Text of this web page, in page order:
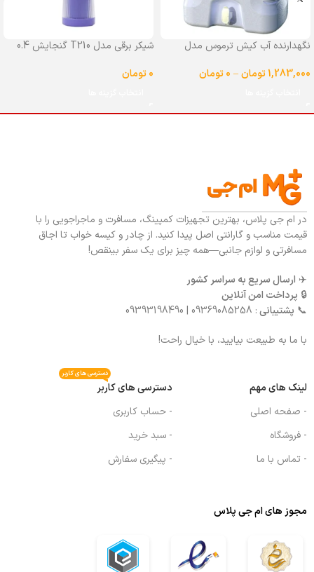
نگهدارنده آب کیش ترموس مدل
1,283,000تومان–
0تومان
شیکر برقی مدل T210 گنجایش 0.4
0تومان
در ام جی پلاس، بهترین تجهیزات کمپینگ، مسافرت و ماجراجویی را با
قیمت مناسب و گارانتی اصل پیدا کنید. از چادر و کیسه خواب تا اجاق
مسافرتی و لوازم جانبی—همه چیز برای یک سفر بینقص!
✈️ ارسال سریع به سراسر کشور
🔒 پرداخت امن آنلاین
📞 پشتیبانی: 09369085258 | 09393198490
با ما به طبیعت بیایید، با خیال راحت!
لینک های مهم
- صفحه اصلی
- فروشگاه
- تماس با ما
دسترسی های کاربر
دسترسی های کاربر
- حساب کاربری
- سبد خرید
- پیگیری سفارش
مجوز های ام جی پلاس